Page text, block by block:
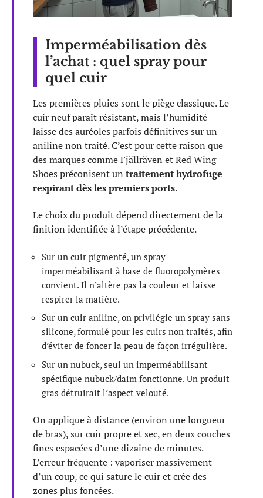
Imperméabilisation dès
l’achat : quel spray pour
quel cuir
Les premières pluies sont le piège classique. Le
cuir neuf paraît résistant, mais l’humidité
laisse des auréoles parfois définitives sur un
aniline non traité. C’est pour cette raison que
des marques comme Fjällräven et Red Wing
Shoes préconisent un traitement hydrofuge
respirant dès les premiers ports.
Le choix du produit dépend directement de la
finition identifiée à l’étape précédente.
Sur un cuir pigmenté, un spray
imperméabilisant à base de fluoropolymères
convient. Il n’altère pas la couleur et laisse
respirer la matière.
Sur un cuir aniline, on privilégie un spray sans
silicone, formulé pour les cuirs non traités, afin
d’éviter de foncer la peau de façon irrégulière.
Sur un nubuck, seul un imperméabilisant
spécifique nubuck/daim fonctionne. Un produit
gras détruirait l’aspect velouté.
On applique à distance (environ une longueur
de bras), sur cuir propre et sec, en deux couches
fines espacées d’une dizaine de minutes.
L’erreur fréquente : vaporiser massivement
d’un coup, ce qui sature le cuir et crée des
zones plus foncées.